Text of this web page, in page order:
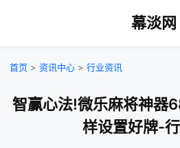
幕淡网
首页 > 资讯中心 > 行业资讯
智赢心法!微乐麻将神器
样设置好牌-